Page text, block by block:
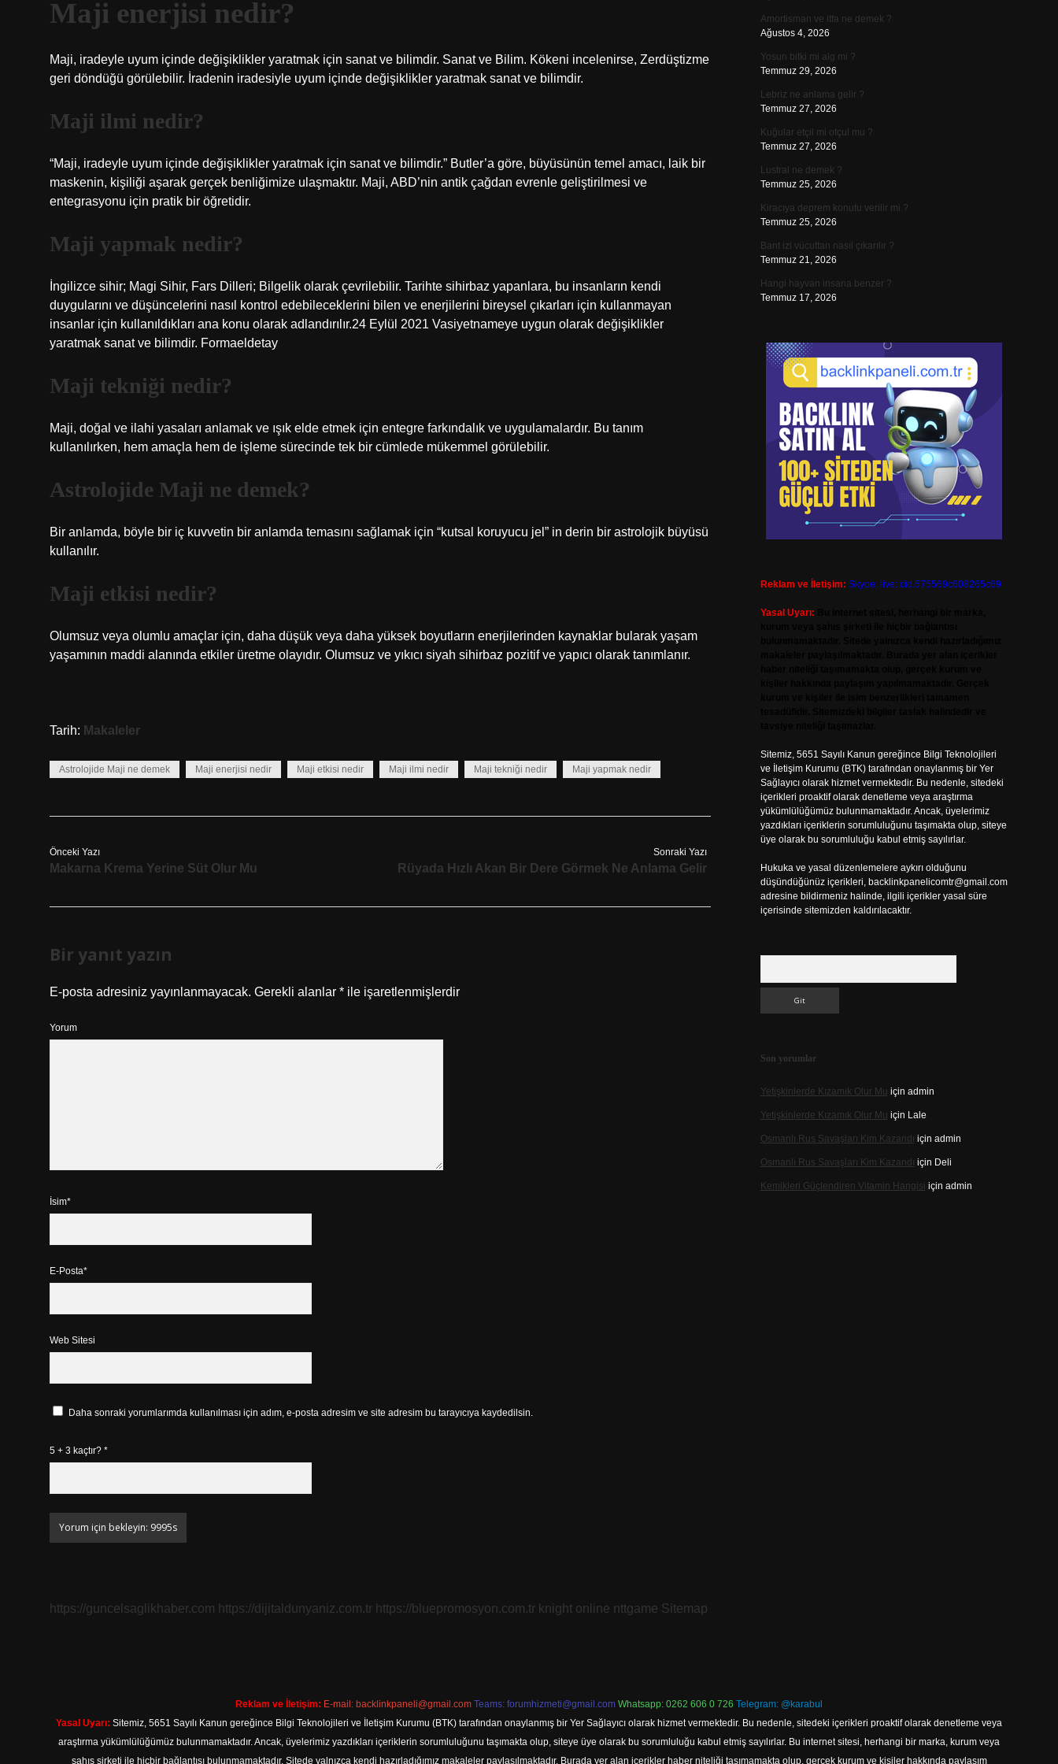
Maji enerjisi nedir?
Maji, iradeyle uyum içinde değişiklikler yaratmak için sanat ve bilimdir. Sanat ve Bilim. Kökeni incelenirse, Zerdüştizme
geri döndüğü görülebilir. İradenin iradesiyle uyum içinde değişiklikler yaratmak sanat ve bilimdir.
Maji ilmi nedir?
“Maji, iradeyle uyum içinde değişiklikler yaratmak için sanat ve bilimdir.” Butler’a göre, büyüsünün temel amacı, laik bir
maskenin, kişiliği aşarak gerçek benliğimize ulaşmaktır. Maji, ABD’nin antik çağdan evrenle geliştirilmesi ve
entegrasyonu için pratik bir öğretidir.
Maji yapmak nedir?
İngilizce sihir; Magi Sihir, Fars Dilleri; Bilgelik olarak çevrilebilir. Tarihte sihirbaz yapanlara, bu insanların kendi
duygularını ve düşüncelerini nasıl kontrol edebileceklerini bilen ve enerjilerini bireysel çıkarları için kullanmayan
insanlar için kullanıldıkları ana konu olarak adlandırılır.24 Eylül 2021 Vasiyetnameye uygun olarak değişiklikler
yaratmak sanat ve bilimdir. Formaeldetay
Maji tekniği nedir?
Maji, doğal ve ilahi yasaları anlamak ve ışık elde etmek için entegre farkındalık ve uygulamalardır. Bu tanım
kullanılırken, hem amaçla hem de işleme sürecinde tek bir cümlede mükemmel görülebilir.
Astrolojide Maji ne demek?
Bir anlamda, böyle bir iç kuvvetin bir anlamda temasını sağlamak için “kutsal koruyucu jel” in derin bir astrolojik büyüsü
kullanılır.
Maji etkisi nedir?
Olumsuz veya olumlu amaçlar için, daha düşük veya daha yüksek boyutların enerjilerinden kaynaklar bularak yaşam
yaşamının maddi alanında etkiler üretme olayıdır. Olumsuz ve yıkıcı siyah sihirbaz pozitif ve yapıcı olarak tanımlanır.
Tarih: Makaleler
Astrolojide Maji ne demek Maji enerjisi nedir Maji etkisi nedir Maji ilmi nedir Maji tekniği nedir Maji yapmak nedir
Önceki Yazı
Makarna Krema Yerine Süt Olur Mu
Sonraki Yazı
Rüyada Hızlı Akan Bir Dere Görmek Ne Anlama Gelir
Bir yanıt yazın
E-posta adresiniz yayınlanmayacak. Gerekli alanlar * ile işaretlenmişlerdir
Yorum
İsim*
E-Posta*
Web Sitesi
Daha sonraki yorumlarımda kullanılması için adım, e-posta adresim ve site adresim bu tarayıcıya kaydedilsin.
5 + 3 kaçtır? *
https://guncelsaglikhaber.com https://dijitaldunyaniz.com.tr https://bluepromosyon.com.tr knight online nttgame Sitemap
Amortisman ve itfa ne demek ?
Ağustos 4, 2026
Yosun bitki mi alg mi ?
Temmuz 29, 2026
Lebriz ne anlama gelir ?
Temmuz 27, 2026
Kuğular etçil mi otçul mu ?
Temmuz 27, 2026
Lustral ne demek ?
Temmuz 25, 2026
Kiracıya deprem konutu verilir mi ?
Temmuz 25, 2026
Bant izi vücuttan nasıl çıkarılır ?
Temmuz 21, 2026
Hangi hayvan insana benzer ?
Temmuz 17, 2026
Reklam ve İletişim: Skype: live:.cid.575569c608265c69
Yasal Uyarı:
Sitemiz, 5651 Sayılı Kanun gereğince Bilgi Teknolojileri
ve İletişim Kurumu (BTK) tarafından onaylanmış bir Yer
Sağlayıcı olarak hizmet vermektedir. Bu nedenle, sitedeki
içerikleri proaktif olarak denetleme veya araştırma
yükümlülüğümüz bulunmamaktadır. Ancak, üyelerimiz
yazdıkları içeriklerin sorumluluğunu taşımakta olup, siteye
üye olarak bu sorumluluğu kabul etmiş sayılırlar.
Hukuka ve yasal düzenlemelere aykırı olduğunu
düşündüğünüz içerikleri, backlinkpanelicomtr@gmail.com
adresine bildirmeniz halinde, ilgili içerikler yasal süre
içerisinde sitemizden kaldırılacaktır.
Son yorumlar
Yetişkinlerde Kızamık Olur Mu için admin
Yetişkinlerde Kızamık Olur Mu için Lale
Osmanlı Rus Savaşları Kim Kazandı için admin
Osmanlı Rus Savaşları Kim Kazandı için Deli
Kemikleri Güçlendiren Vitamin Hangisi için admin
Reklam ve İletişim: E-mail: backlinkpaneli@gmail.com Teams: forumhizmeti@gmail.com Whatsapp: 0262 606 0 726 Telegram: @karabul
Yasal Uyarı: Sitemiz, 5651 Sayılı Kanun gereğince Bilgi Teknolojileri ve İletişim Kurumu (BTK) tarafından onaylanmış bir Yer Sağlayıcı olarak hizmet vermektedir. Bu nedenle, sitedeki içerikleri proaktif olarak denetleme veya
araştırma yükümlülüğümüz bulunmamaktadır. Ancak, üyelerimiz yazdıkları içeriklerin sorumluluğunu taşımakta olup, siteye üye olarak bu sorumluluğu kabul etmiş sayılırlar. Bu internet sitesi, herhangi bir marka, kurum veya
şahıs şirketi ile hiçbir bağlantısı bulunmamaktadır. Sitede yalnızca kendi hazırladığımız makaleler paylaşılmaktadır. Burada yer alan içerikler haber niteliği taşımamakta olup, gerçek kurum ve kişiler hakkında paylaşım